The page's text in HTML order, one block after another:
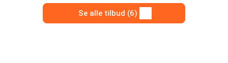
Se alle tilbud (6)